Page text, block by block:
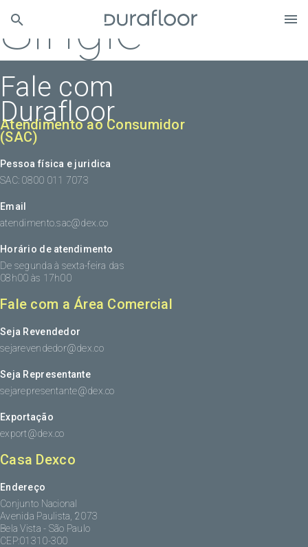
Single
Fale com
Durafloor
Atendimento ao Consumidor
(SAC)
Pessoa física e juridica
SAC: 0800 011 7073
Email
atendimento.sac@dex.co
Horário de atendimento
De segunda à sexta-feira das
08h00 às 17h00
Fale com a Área Comercial
Seja Revendedor
sejarevendedor@dex.co
Seja Representante
sejarepresentante@dex.co
Exportação
export@dex.co
Casa Dexco
Endereço
Conjunto Nacional
Avenida Paulista, 2073
Bela Vista - São Paulo
CEP:01310-300